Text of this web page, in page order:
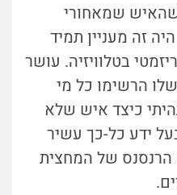
שמאחורי
זה מעניין תמיד
בטלוויזיה. עושר
הרשימו כל מי
כיצד איש שלא
ידע כל-כך עשיר
הרנסנס של המחצית